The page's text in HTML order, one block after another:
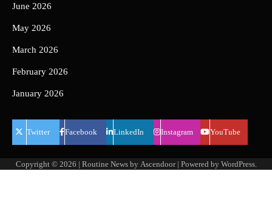
June 2026
May 2026
March 2026
February 2026
January 2026
Twitter Facebook LinkedIn Instagram YouTube
Copyright © 2026 | Routine News by Ascendoor| Powered by WordPress.